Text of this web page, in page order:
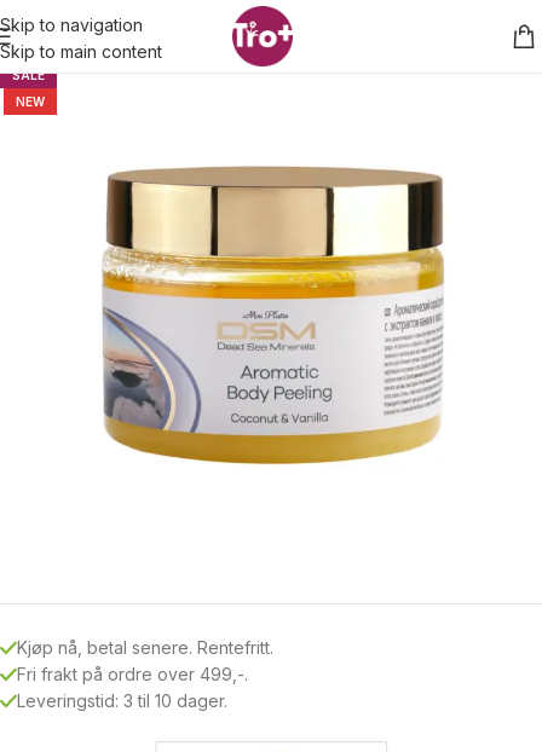
Skip to navigation
Skip to main content
SALE
NEW
Kjøp nå, betal senere. Rentefritt.
Fri frakt på ordre over 499,-.
Leveringstid: 3 til 10 dager.